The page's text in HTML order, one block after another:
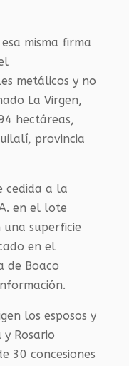
misma firma
metálicos y no
La Virgen,
hectáreas,
provincia
cedida a la
en el lote
superficie
en el
de Boaco
los esposos y
Rosario
30 concesiones